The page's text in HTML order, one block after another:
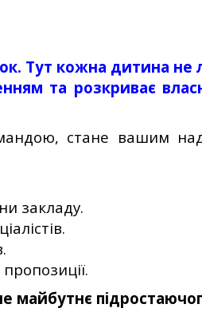
Тут кожна дитина
та розкриває
стане вашим
закладу.
майбутнє